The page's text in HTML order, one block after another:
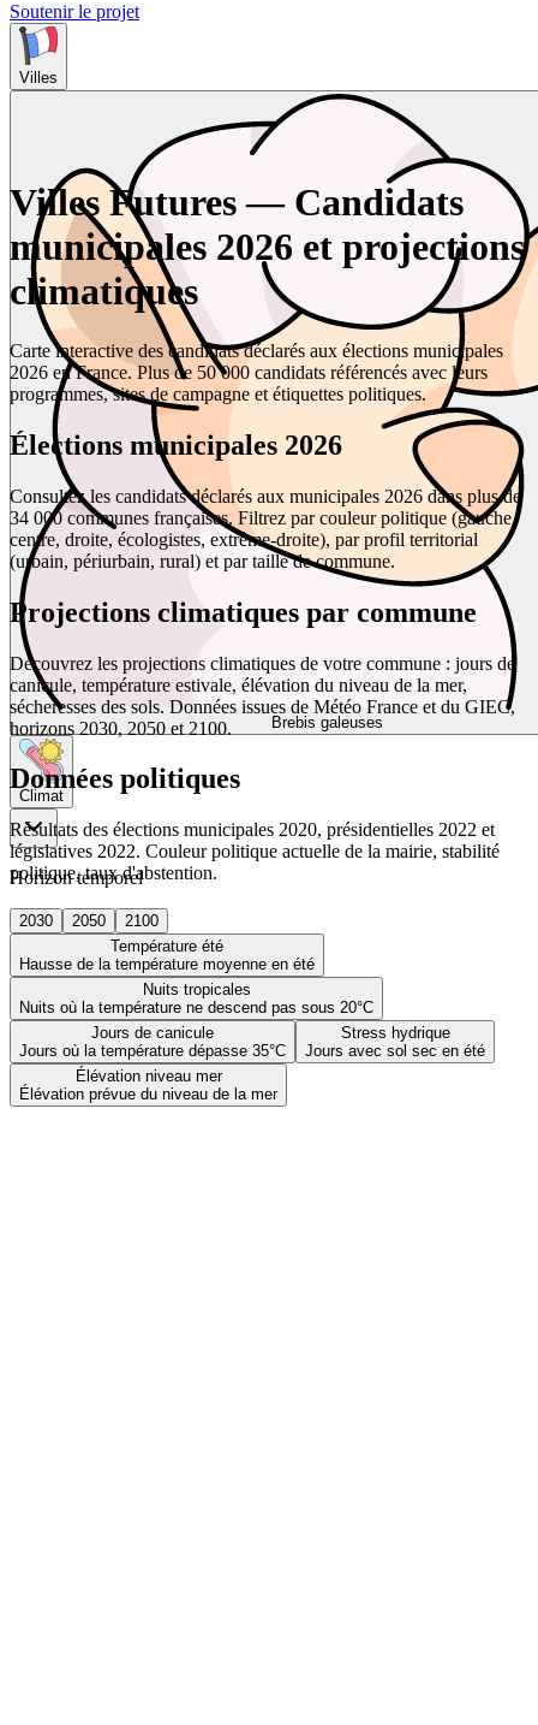
Soutenir le projet
Villes
Brebis galeuses
Climat
Horizon temporel
2030 2050
2100
Température été
Hausse de la température moyenne en été
Nuits tropicales
Nuits où la température ne descend pas sous 20°C
Jours de canicule
Jours où la température dépasse 35°C
Stress hydrique
Jours avec sol sec en été
Élévation niveau mer
Élévation prévue du niveau de la mer
Villes Futures — Candidats
municipales 2026 et projections
climatiques
Carte interactive des candidats déclarés aux élections municipales
2026 en France. Plus de 50 000 candidats référencés avec leurs
programmes, sites de campagne et étiquettes politiques.
Élections municipales 2026
Consultez les candidats déclarés aux municipales 2026 dans plus de
34 000 communes françaises. Filtrez par couleur politique (gauche,
centre, droite, écologistes, extrême-droite), par profil territorial
(urbain, périurbain, rural) et par taille de commune.
Projections climatiques par commune
Découvrez les projections climatiques de votre commune : jours de
canicule, température estivale, élévation du niveau de la mer,
sécheresses des sols. Données issues de Météo France et du GIEC,
horizons 2030, 2050 et 2100.
Données politiques
Résultats des élections municipales 2020, présidentielles 2022 et
législatives 2022. Couleur politique actuelle de la mairie, stabilité
politique, taux d'abstention.